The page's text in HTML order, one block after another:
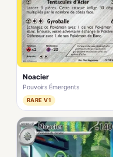
Noacier
Pouvoirs Émergents
RARE V1